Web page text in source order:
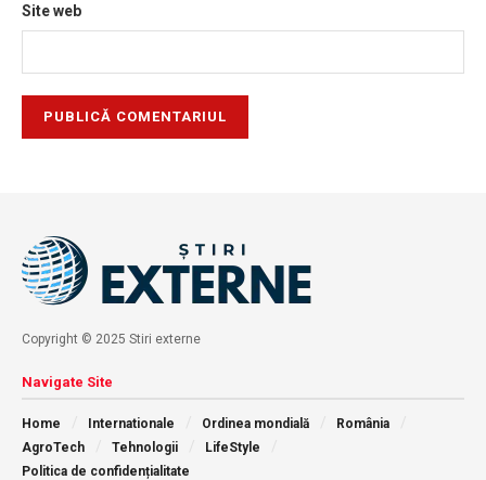
Site web
Copyright © 2025 Stiri externe
Navigate Site
Home Internationale Ordinea mondială
România
AgroTech
Tehnologii
LifeStyle
Politica de confidențialitate